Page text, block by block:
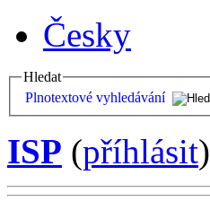
Česky
Hledat
Plnotextové vyhledávání
ISP (příhlásit)